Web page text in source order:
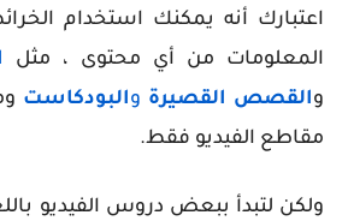
اعتبارك أنه يمكنك استخدام
المعلومات من أي محتوى ، مثل
والقصص القصيرة والبودكاست
مقاطع الفيديو فقط.
ولكن لتبدأ ببعض دروس الفيديو